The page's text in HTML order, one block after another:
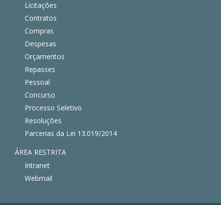
Licitações
Contratos
Compras
Despesas
Orçamentos
Repasses
Pessoal
Concurso
Processo Seletivo
Resoluções
Parcerias da Lei 13.019/2014
ÁREA RESTRITA
Intranet
Webmail